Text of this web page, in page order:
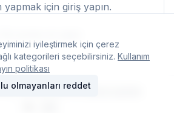
yapmak için giriş yapın.
yorumu siz yapın.
Ana SayfaEkipİletişimÇerez ayarları
iyileştirmek için çerez
kategorileri seçebilirsiniz. Kullanım
politikası
olmayanları reddet